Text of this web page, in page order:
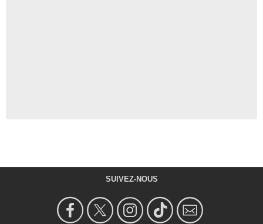
SUIVEZ-NOUS